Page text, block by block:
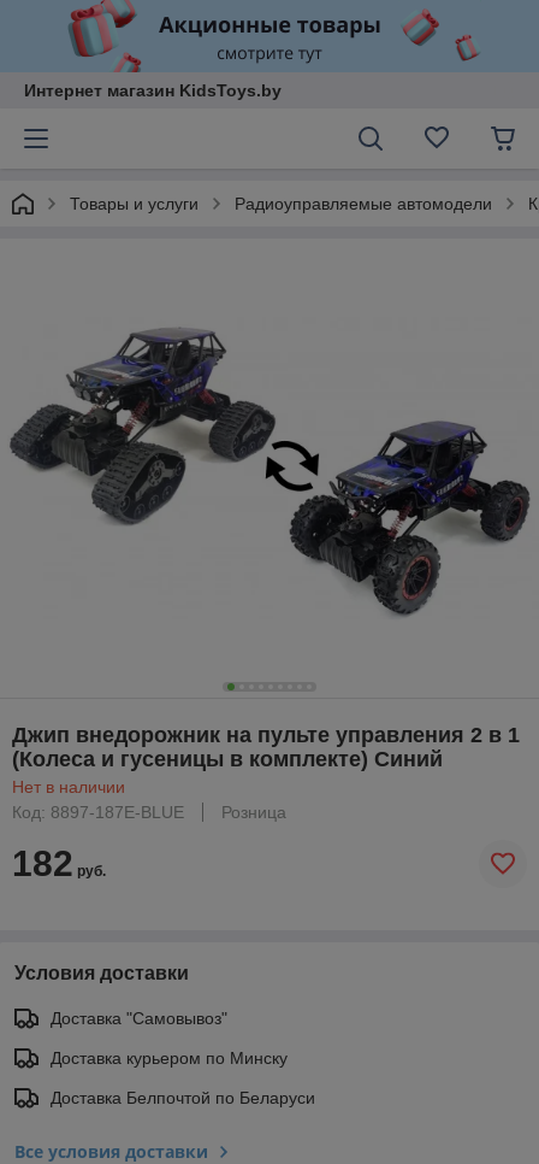
Интернет магазин KidsToys.by
Товары и услуги Радиоуправляемые автомодели
Джип внедорожник на пульте управления 2 в 1
(Колеса и гусеницы в комплекте) Синий
Нет в наличии
Код: 8897-187E-BLUE
Розница
182 руб.
Условия доставки
Доставка "Самовывоз"
Доставка курьером по Минску
Доставка Белпочтой по Беларуси
Все условия доставки